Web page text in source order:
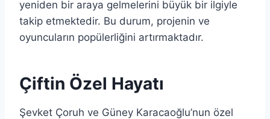
yeniden bir araya gelmelerini büyük bir ilgiyle
takip etmektedir. Bu durum, projenin ve
oyuncuların popülerliğini artırmaktadır.
Çiftin Özel Hayatı
Şevket Çoruh ve Güney Karacaoğlu’nun özel